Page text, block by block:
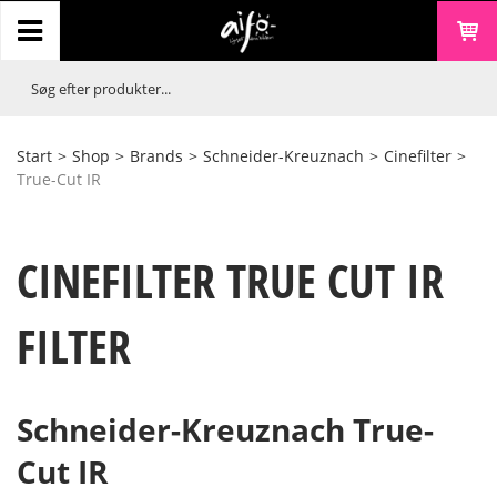
Start > Shop > Brands > Schneider-Kreuznach > Cinefilter >
True-Cut IR
CINEFILTER TRUE CUT IR
FILTER
Schneider-Kreuznach True-
Cut IR